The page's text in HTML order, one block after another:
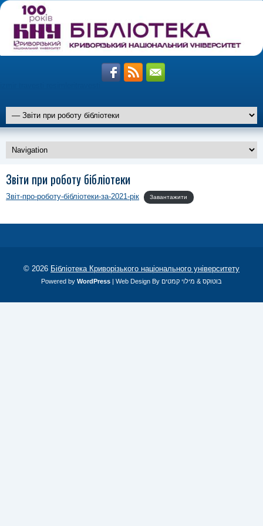
travesti
marmaris
travesti
istanbul
Звіти при роботу бібліотеки
Звіт-про-роботу-бібліотеки-за-2021-рік Завантажити
© 2026 Бібліотека Криворізького національного університету
Powered by WordPress | Web Design By בוטוקס& מילוי קמטים